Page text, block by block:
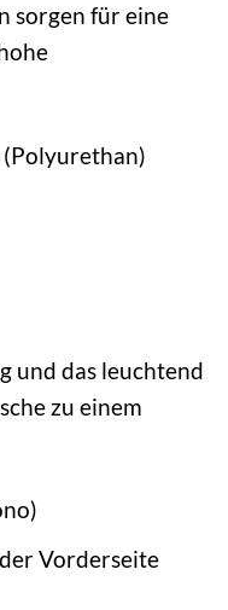
sorgen für eine
und das leuchtend
zu einem
Vorderseite